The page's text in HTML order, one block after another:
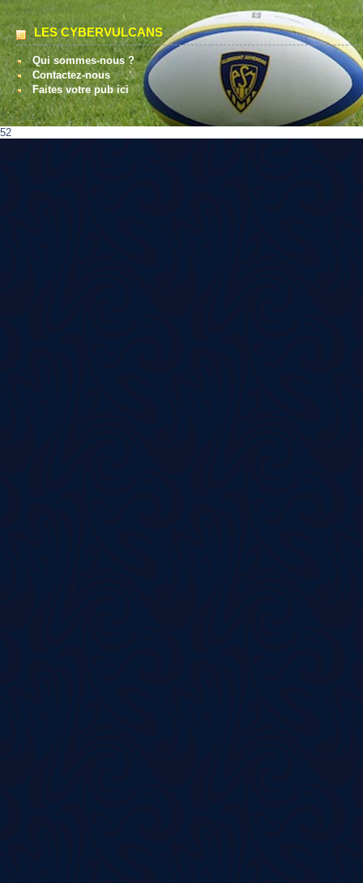
LES CYBERVULCANS
Qui sommes-nous ?
Contactez-nous
Faites votre pub ici
52